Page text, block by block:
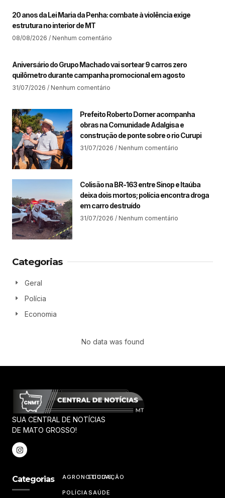
20 anos da Lei Maria da Penha: combate à violência exige
estrutura no interior de MT​
08/08/2026 Nenhum comentário
Aniversário do Grupo Machado vai sortear 9 carros zero
quilômetro durante campanha promocional em agosto
31/07/2026 Nenhum comentário
Prefeito Roberto Dorner acompanha
obras na Comunidade Adalgisa e
construção de ponte sobre o rio Curupi
31/07/2026 Nenhum comentário
Colisão na BR-163 entre Sinop e Itaúba
deixa dois mortos; polícia encontra droga
em carro destruído
31/07/2026 Nenhum comentário
Categorias
Geral
Polícia
Economia
No data was found
SUA CENTRAL DE NOTÍCIAS
DE MATO GROSSO!
Categorias AGRONOTÍCIAS
POLÍCIA
EDUCAÇÃO
SAÚDE